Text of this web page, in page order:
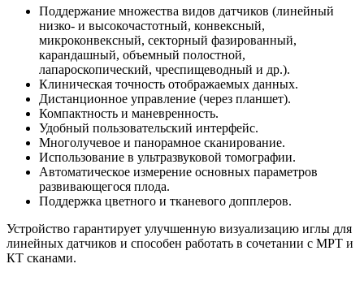
Поддержание множества видов датчиков (линейный
низко- и высокочастотный, конвексный,
микроконвексный, секторный фазированный,
карандашный, объемный полостной,
лапароскопический, чреспищеводный и др.).
Клиническая точность отображаемых данных.
Дистанционное управление (через планшет).
Компактность и маневренность.
Удобный пользовательский интерфейс.
Многолучевое и панорамное сканирование.
Использование в ультразвуковой томографии.
Автоматическое измерение основных параметров
развивающегося плода.
Поддержка цветного и тканевого допплеров.
Устройство гарантирует улучшенную визуализацию иглы для
линейных датчиков и способен работать в сочетании с МРТ и
КТ сканами.